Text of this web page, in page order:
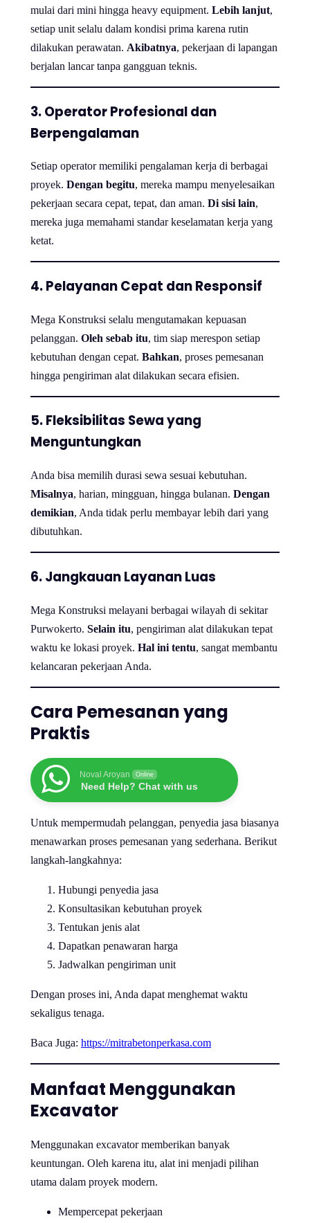
mulai dari mini hingga heavy equipment. Lebih lanjut,
setiap unit selalu dalam kondisi prima karena rutin
dilakukan perawatan. Akibatnya, pekerjaan di lapangan
berjalan lancar tanpa gangguan teknis.
3. Operator Profesional dan
Berpengalaman
Setiap operator memiliki pengalaman kerja di berbagai
proyek. Dengan begitu, mereka mampu menyelesaikan
pekerjaan secara cepat, tepat, dan aman. Di sisi lain,
mereka juga memahami standar keselamatan kerja yang
ketat.
4. Pelayanan Cepat dan Responsif
Mega Konstruksi selalu mengutamakan kepuasan
pelanggan. Oleh sebab itu, tim siap merespon setiap
kebutuhan dengan cepat. Bahkan, proses pemesanan
hingga pengiriman alat dilakukan secara efisien.
5. Fleksibilitas Sewa yang
Menguntungkan
Anda bisa memilih durasi sewa sesuai kebutuhan.
Misalnya, harian, mingguan, hingga bulanan. Dengan
demikian, Anda tidak perlu membayar lebih dari yang
dibutuhkan.
6. Jangkauan Layanan Luas
Mega Konstruksi melayani berbagai wilayah di sekitar
Purwokerto. Selain itu, pengiriman alat dilakukan tepat
waktu ke lokasi proyek. Hal ini tentu, sangat membantu
kelancaran pekerjaan Anda.
Cara Pemesanan yang
Praktis
Noval Aroyan Online
Need Help? Chat with us
Untuk mempermudah pelanggan, penyedia jasa biasanya
menawarkan proses pemesanan yang sederhana. Berikut
langkah-langkahnya:
Hubungi penyedia jasa
Konsultasikan kebutuhan proyek
Tentukan jenis alat
Dapatkan penawaran harga
Jadwalkan pengiriman unit
Dengan proses ini, Anda dapat menghemat waktu
sekaligus tenaga.
Baca Juga: https://mitrabetonperkasa.com
Manfaat Menggunakan
Excavator
Menggunakan excavator memberikan banyak
keuntungan. Oleh karena itu, alat ini menjadi pilihan
utama dalam proyek modern.
Mempercepat pekerjaan